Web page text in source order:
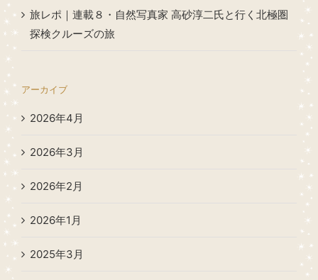
旅レポ｜連載８・自然写真家 高砂淳二氏と行く北極圏
探検クルーズの旅
アーカイブ
2026年4月
2026年3月
2026年2月
2026年1月
2025年3月